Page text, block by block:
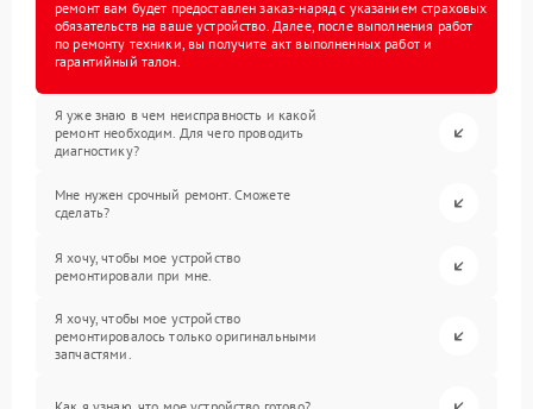
ремонт вам будет предоставлен заказ-наряд с указанием страховых
обязательств на ваше устройство. Далее, после выполнения работ
по ремонту техники, вы получите акт выполненных работ и
гарантийный талон.
Я уже знаю в чем неисправность и какой
ремонт необходим. Для чего проводить
диагностику?
Мне нужен срочный ремонт. Сможете
сделать?
Я хочу, чтобы мое устройство
ремонтировали при мне.
Я хочу, чтобы мое устройство
ремонтировалось только оригинальными
запчастями.